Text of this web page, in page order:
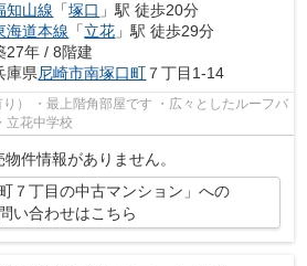
知山線 「塚口 」駅 徒歩20分
海道本線 「立花 」駅 徒歩29分
27年 / 8階建
庫県尼崎市南塚口町 ７丁目1-14
り） ・最上階角部屋です ・広々としたルーフバ
立花中学校
件情報がありません。
７丁目の中古マンション」への
い合わせはこちら